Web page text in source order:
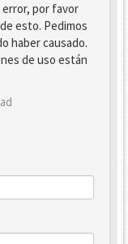
por favor
esto. Pedimos
haber causado.
de uso están